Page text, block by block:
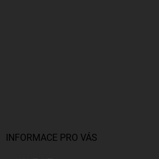
INFORMACE PRO VÁS